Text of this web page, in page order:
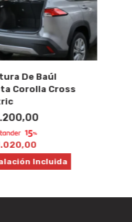
De Baúl
Corolla Cross
Incluida